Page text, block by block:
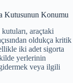
Kutusunun Konumu
araçtaki
oldukça kritik
iki adet sigorta
yerlerinin
veya ilgili